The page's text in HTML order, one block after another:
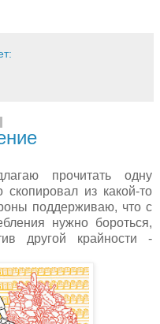
прочитать одну
из какой-то
поддерживаю, что с
нужно бороться,
другой крайности -